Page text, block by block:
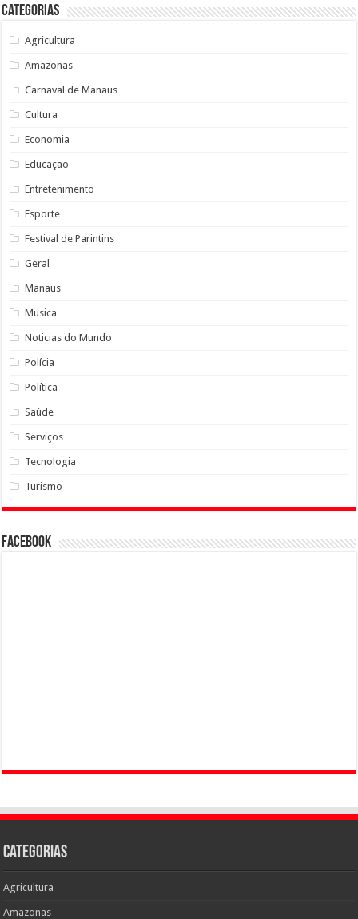
Categorias
Agricultura
Amazonas
Carnaval de Manaus
Cultura
Economia
Educação
Entretenimento
Esporte
Festival de Parintins
Geral
Manaus
Musica
Noticias do Mundo
Polícia
Política
Saúde
Serviços
Tecnologia
Turismo
Facebook
Categorias
Agricultura
Amazonas